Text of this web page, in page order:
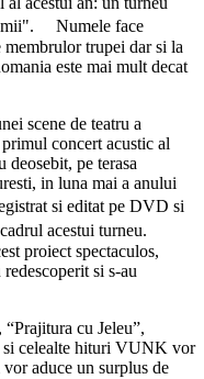
Numele face
membrulor trupei dar si la
este mai mult decat
scene de teatru a
concert acustic al
pe terasa
in luna mai a anului
si editat pe DVD si
cadrul acestui turneu.
proiect spectaculos,
si s-au
“Prajitura cu Jeleu”,
si celealte hituri VUNK vor
aduce un surplus de